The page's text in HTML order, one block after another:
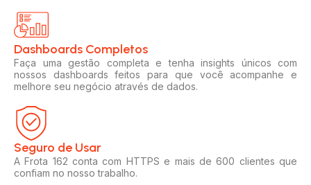
Dashboards Completos​​
Faça uma gestão completa e tenha insights únicos com
nossos dashboards feitos para que você acompanhe e
melhore seu negócio através de dados.
Seguro de Usar​
A Frota 162 conta com HTTPS e mais de 600 clientes que
confiam no nosso trabalho.